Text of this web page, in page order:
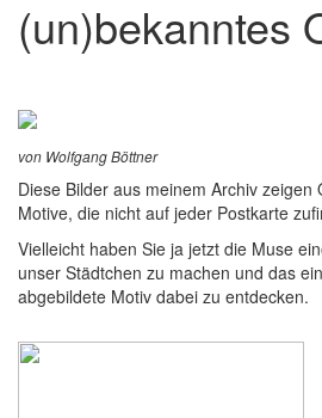
(un)bekanntes
von Wolfgang Böttner
Diese Bilder aus meinem Archiv zeigen
Motive, die nicht auf jeder Postkarte
Vielleicht haben Sie ja jetzt die Muse
unser Städtchen zu machen und das
abgebildete Motiv dabei zu entdecken.